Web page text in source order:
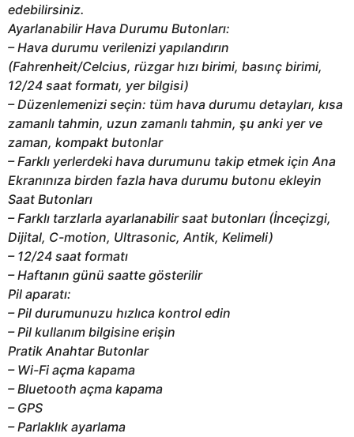
edebilirsiniz.
Ayarlanabilir Hava Durumu Butonları:
– Hava durumu verilenizi yapılandırın
(Fahrenheit/Celcius, rüzgar hızı birimi, basınç birimi,
12/24 saat formatı, yer bilgisi)
– Düzenlemenizi seçin: tüm hava durumu detayları, kısa
zamanlı tahmin, uzun zamanlı tahmin, şu anki yer ve
zaman, kompakt butonlar
– Farklı yerlerdeki hava durumunu takip etmek için Ana
Ekranınıza birden fazla hava durumu butonu ekleyin
Saat Butonları
– Farklı tarzlarla ayarlanabilir saat butonları (İnceçizgi,
Dijital, C-motion, Ultrasonic, Antik, Kelimeli)
– 12/24 saat formatı
– Haftanın günü saatte gösterilir
Pil aparatı:
– Pil durumunuzu hızlıca kontrol edin
– Pil kullanım bilgisine erişin
Pratik Anahtar Butonlar
– Wi-Fi açma kapama
– Bluetooth açma kapama
– GPS
– Parlaklık ayarlama